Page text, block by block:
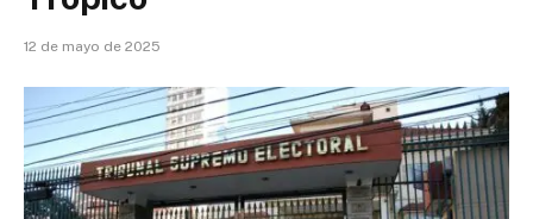
12 de mayo de 2025